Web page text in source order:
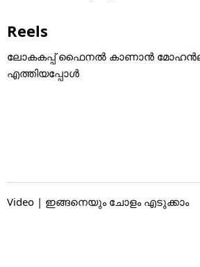
Reels
ലോകകപ്പ് ഫൈനൽ കാണാൻ
എത്തിയപ്പോൾ
Video | ഇങ്ങനെയും ചോളം എടുക്കാം